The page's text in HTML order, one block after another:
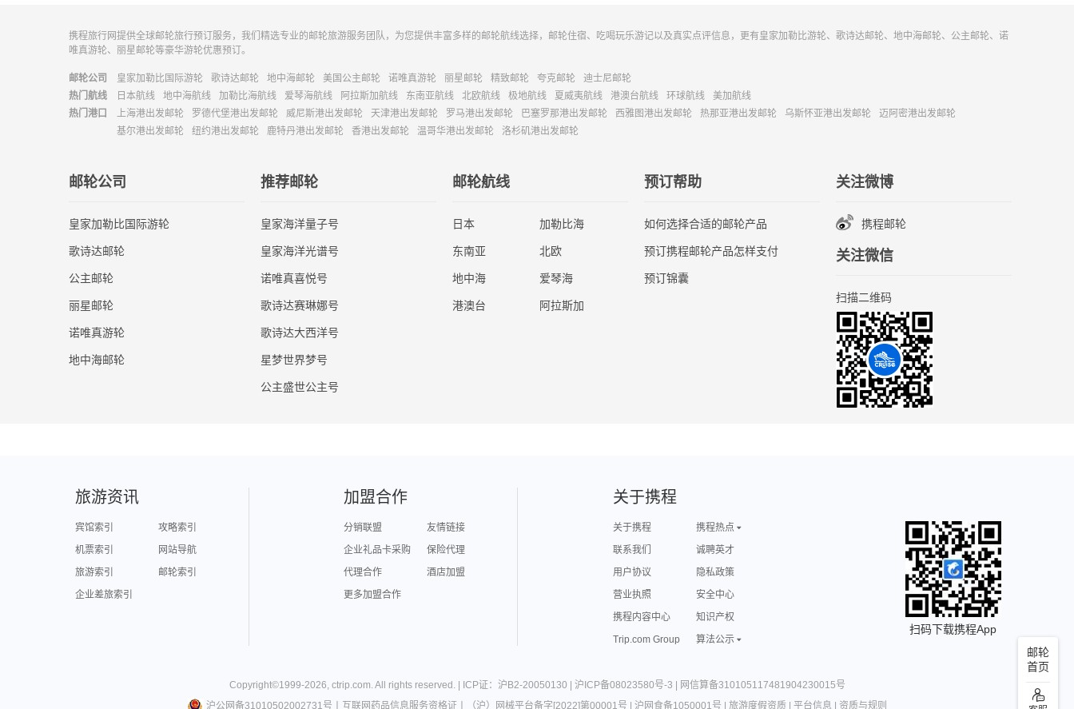
携程旅行网提供全球邮轮旅行预订服务，我们精选专业的邮轮旅游服务团队，为您提供丰富多样的邮轮航线选择，邮轮住宿、吃喝玩乐游记以及真实点评信息，更有皇家加勒比游轮、歌诗达邮轮、地中海邮轮、公主邮轮、诺
唯真游轮、丽星邮轮等豪华游轮优惠预订。
邮轮公司 皇家加勒比国际游轮 歌诗达邮轮 地中海邮轮 美国公主邮轮 诺唯真游轮 丽星邮轮 精致邮轮 夸克邮轮
迪士尼邮轮
热门航线
日本航线 地中海航线 加勒比海航线 爱琴海航线 阿拉斯加航线 东南亚航线 北欧航线 极地航线 夏威夷航线 港澳台航线 环球航线
美加航线
热门港口
上海港出发邮轮 罗德代堡港出发邮轮 威尼斯港出发邮轮 天津港出发邮轮 罗马港出发邮轮 巴塞罗那港出发邮轮 西雅图港出发邮轮 热那亚港出发邮轮 乌斯怀亚港出发邮轮
迈阿密港出发邮轮
基尔港出发邮轮
纽约港出发邮轮 鹿特丹港出发邮轮 香港出发邮轮 温哥华港出发邮轮 洛杉矶港出发邮轮
邮轮公司
皇家加勒比国际游轮
歌诗达邮轮
公主邮轮
丽星邮轮
诺唯真游轮
地中海邮轮
推荐邮轮
皇家海洋量子号
皇家海洋光谱号
诺唯真喜悦号
歌诗达赛琳娜号
歌诗达大西洋号
星梦世界梦号
公主盛世公主号
邮轮航线
日本 加勒比海
东南亚 北欧
地中海 爱琴海
港澳台 阿拉斯加
预订帮助
如何选择合适的邮轮产品
预订携程邮轮产品怎样支付
预订锦囊
关注微博
携程邮轮
关注微信
扫描二维码
邮轮
首页
旅游资讯
宾馆索引
攻略索引
机票索引
网站导航
旅游索引
邮轮索引
企业差旅索引
加盟合作
分销联盟
友情链接
企业礼品卡采购
保险代理
代理合作
酒店加盟
更多加盟合作
关于携程
关于携程
携程热点
联系我们
诚聘英才
用户协议
隐私政策
营业执照
安全中心
携程内容中心
知识产权
Trip.com Group
算法公示
扫码下载携程App
Copyright©1999-2026, ctrip.com. All rights reserved. | ICP证：沪B2-20050130 沪ICP备08023580号-3
网信算备310105117481904230015号
沪公网备31010502002731号
互联网药品信息服务资格证 （沪）网械平台备字[2022]第00001号 沪网食备1050001号 旅游度假资质| 平台信息 资质与规则